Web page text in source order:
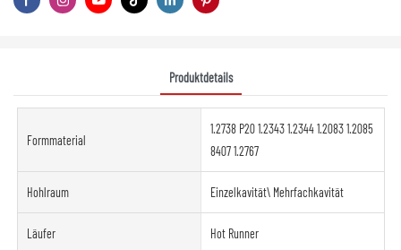
Produktdetails
Formmaterial
1.2738 P20 1.2343 1.2344 1.2083 1.2085
8407 1.2767
Hohlraum Einzelkavität\ Mehrfachkavität
Läufer Hot Runner